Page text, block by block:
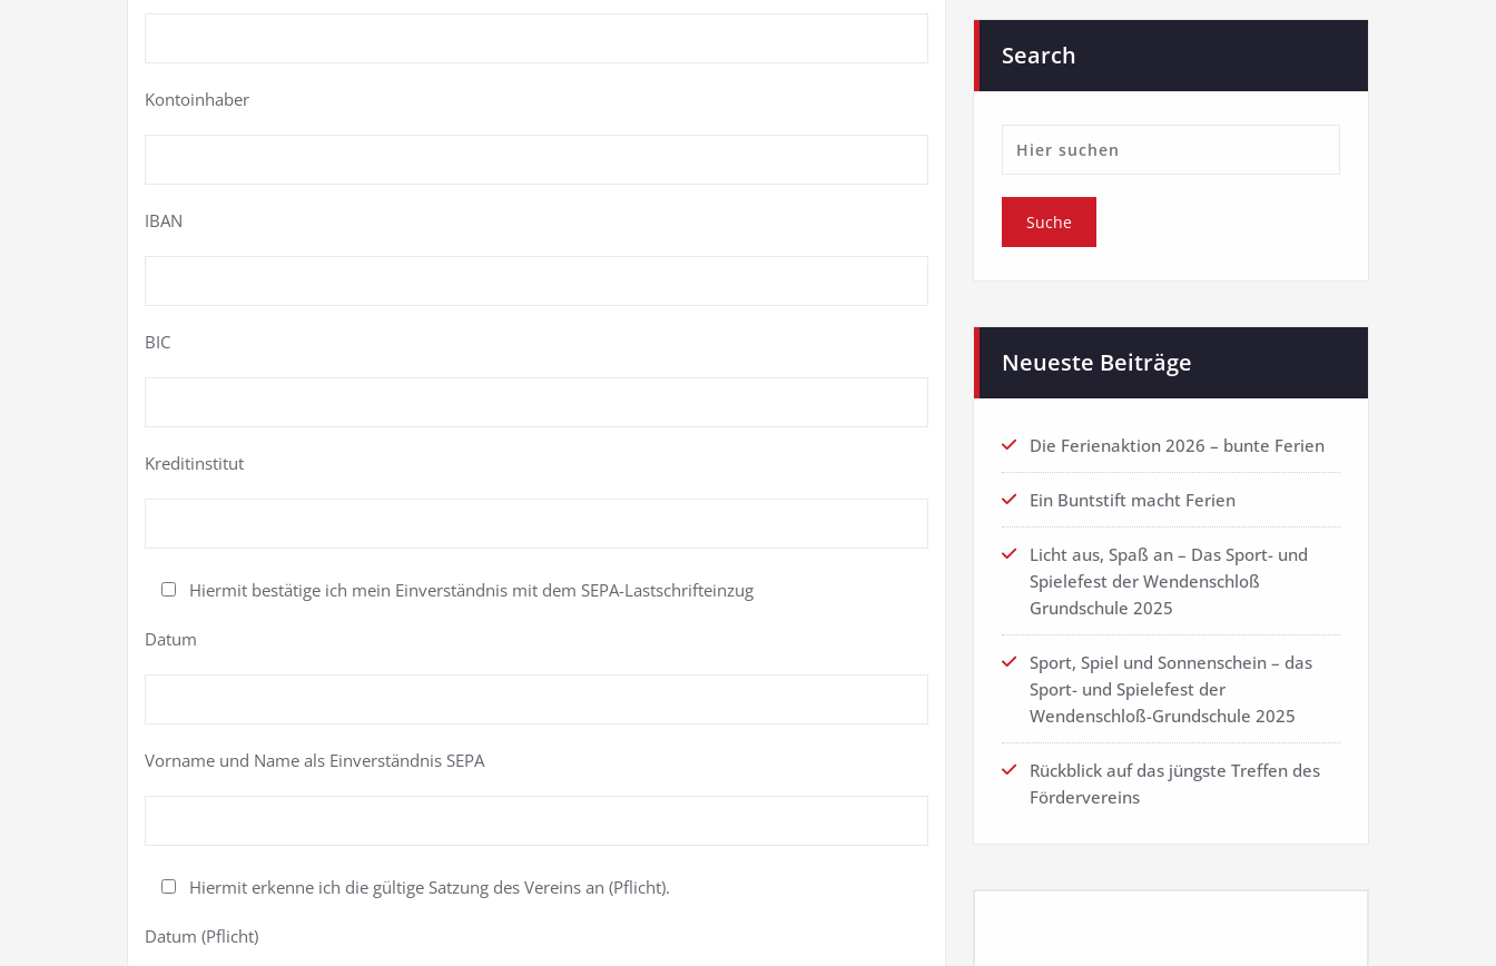
Kontoinhaber
IBAN
BIC
Kreditinstitut
Hiermit bestätige ich mein Einverständnis mit dem SEPA-Lastschrifteinzug
Datum
Vorname und Name als Einverständnis SEPA
Hiermit erkenne ich die gültige Satzung des Vereins an (Pflicht).
Datum (Pflicht)
Search
Neueste Beiträge
Die Ferienaktion 2026 – bunte Ferien
Ein Buntstift macht Ferien
Licht aus, Spaß an – Das Sport- und
Spielefest der Wendenschloß
Grundschule 2025
Sport, Spiel und Sonnenschein – das
Sport- und Spielefest der
Wendenschloß-Grundschule 2025
Rückblick auf das jüngste Treffen des
Fördervereins